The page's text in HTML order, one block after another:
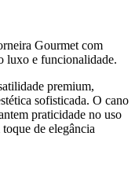
Gourmet com
luxo e funcionalidade.
premium,
sofisticada. O cano
praticidade no uso
de elegância